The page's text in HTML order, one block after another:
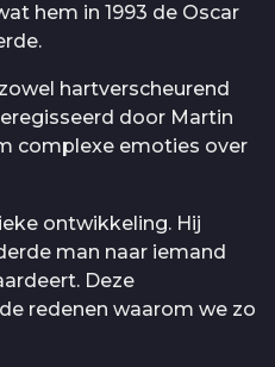
hem in 1993 de Oscar
hartverscheurend
door Martin
complexe emoties over
ontwikkeling. Hij
man naar iemand
Deze
redenen waarom we zo